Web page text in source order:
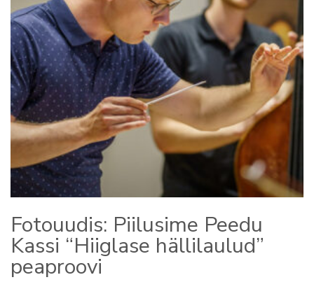
Fotouudis: Piilusime Peedu
Kassi “Hiiglase hällilaulud”
peaproovi